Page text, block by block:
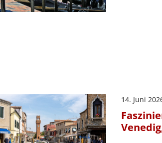
14. Juni